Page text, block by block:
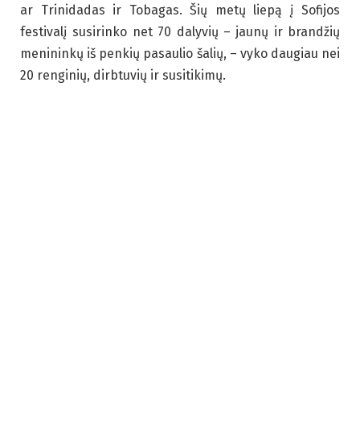
ar Trinidadas ir Tobagas. Šių metų liepą į Sofijos
festivalį susirinko net 70 dalyvių – jaunų ir brandžių
menininkų iš penkių pasaulio šalių, – vyko daugiau nei
20 renginių, dirbtuvių ir susitikimų.